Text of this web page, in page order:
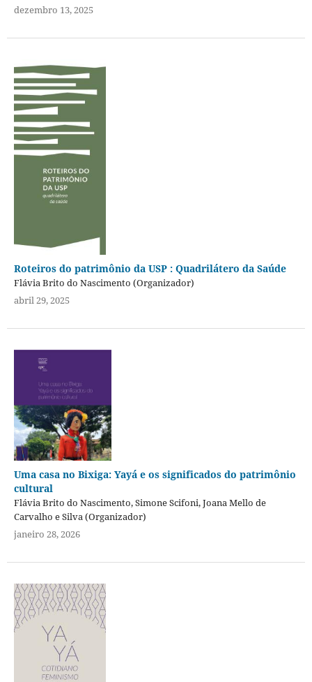
dezembro 13, 2025
Roteiros do patrimônio da USP : Quadrilátero da Saúde
Flávia Brito do Nascimento (Organizador)
abril 29, 2025
Uma casa no Bixiga: Yayá e os significados do patrimônio
cultural
Flávia Brito do Nascimento, Simone Scifoni, Joana Mello de
Carvalho e Silva (Organizador)
janeiro 28, 2026